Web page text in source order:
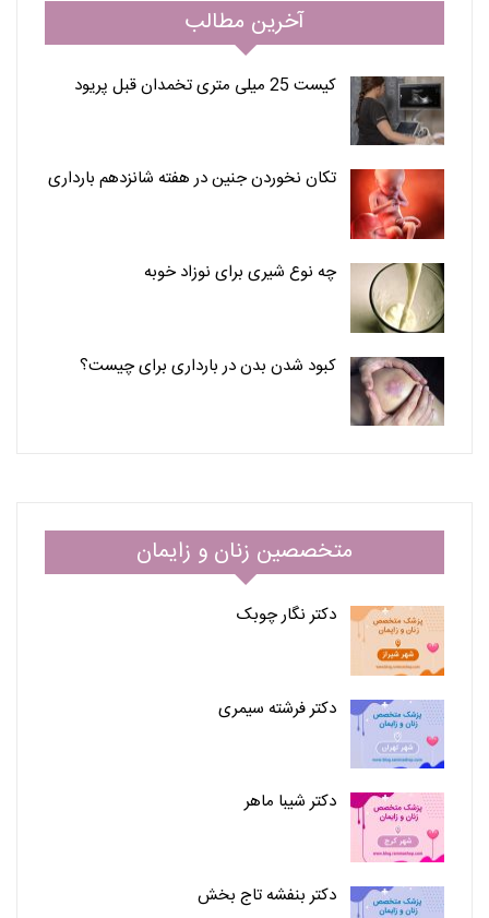
آخرین مطالب
کیست 25 میلی متری تخمدان قبل پریود
تکان نخوردن جنین در هفته شانزدهم بارداری
چه نوع شیری برای نوزاد خوبه
کبود شدن بدن در بارداری برای چیست؟
متخصصین زنان و زایمان
دکتر نگار چوبک
دکتر فرشته سیمری
دکتر شیبا ماهر
دکتر بنفشه تاج بخش